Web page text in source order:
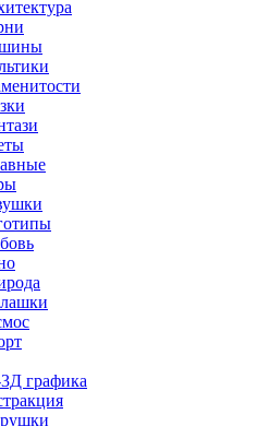
графика